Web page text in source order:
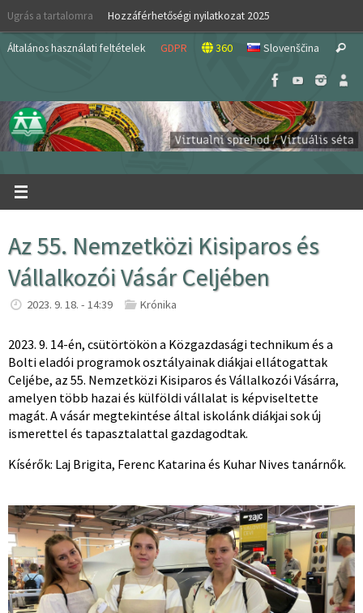
Skip
content
Ugrás a tartalomra Hozzáférhetőségi nyilatkozat 2025
Általános használati feltételek GDPR 360 Slovenščina Search
Az 55. Nemzetközi Kisiparos és
Vállalkozói Vásár Celjében
2023. 9. 18. - 14:39 Krónika
2023. 9. 14-én, csütörtökön a Közgazdasági technikum és a
Bolti eladói programok osztályainak diákjai ellátogattak
Celjébe, az 55. Nemzetközi Kisiparos és Vállalkozói Vásárra,
amelyen több hazai és külföldi vállalat is képviseltette
magát. A vásár megtekintése által iskolánk diákjai sok új
ismerettel és tapasztalattal gazdagodtak.
Kísérők: Laj Brigita, Ferenc Katarina és Kuhar Nives tanárnők.